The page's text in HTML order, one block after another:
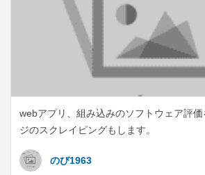
webアプリ、組み込みのソフトウェア評
ジのスクレイピングもします。
のび1963